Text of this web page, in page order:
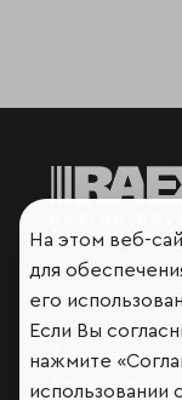
Мир сквозь
Аналитика
Контактная
На этом веб-
для
его
Если Вы
нажмите
использовании